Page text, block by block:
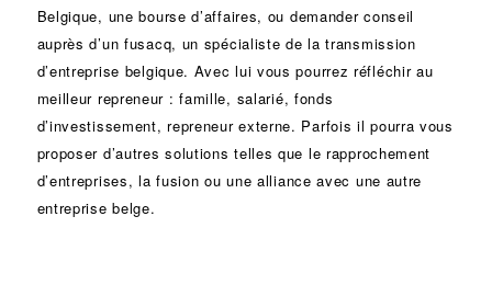
Belgique, unebourse d’affaires, ou demander conseil
auprès d’un fusacq, un spécialiste de latransmission
d’entreprise belgique. Avec lui vous pourrez réfléchir au
meilleur repreneur :famille, salarié, fonds
d’investissement, repreneur externe. Parfois il pourra vous
proposer d’autres solutions telles que le rapprochement
d’entreprises, lafusion ou unealliance avec une autre
entreprise belge.